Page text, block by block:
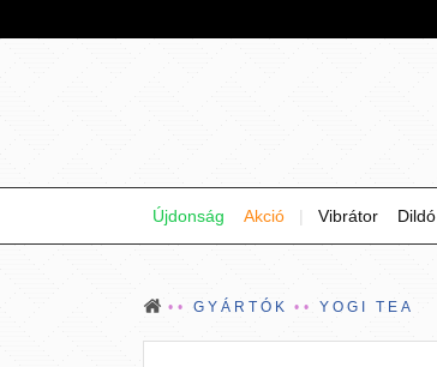
Újdonság Akció | Vibrátor Dildó
GYÁRTÓK YOGI TEA